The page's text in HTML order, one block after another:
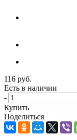
116 руб.
Есть в наличии
-
Купить
Поделиться